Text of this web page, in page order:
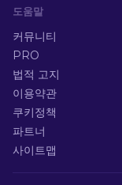
도움말
커뮤니티
PRO
법적 고지
이용약관
쿠키정책
파트너
사이트맵